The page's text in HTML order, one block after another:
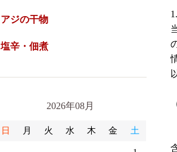
アジの干物
塩辛・佃煮
2026年08月
日 月 火 水 木 金 土